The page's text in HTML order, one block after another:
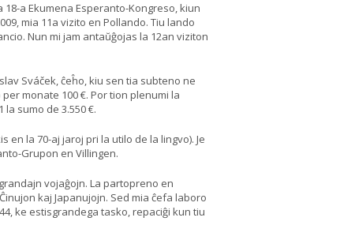
a Ekumena Esperanto-Kongreso, kiun
mia 11a vizito en Pollando. Tiu lando
Nun mi jam antaŭĝojas la 12an viziton
Sváček, ĉeĥo, kiu sen tia subteno ne
monate 100 €. Por tion plenumi la
sumo de 3.550 €.
en la 70-aj jaroj pri la utilo de la lingvo). Je
Grupon en Villingen.
vojaĝojn. La partopreno en
kaj Japanujojn. Sed mia ĉefa laboro
ke estisgrandega tasko, repaciĝi kun tiu